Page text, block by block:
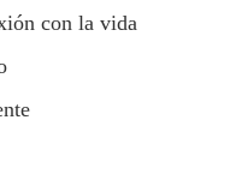
con la vida